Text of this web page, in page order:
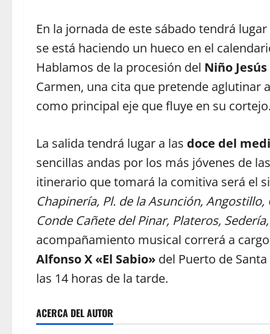
En la jornada de este sábado tendrá
se está haciendo un hueco en el
Hablamos de la procesión del Niño Jesús
Carmen, una cita que pretende aglutinar
como principal eje que fluye en su
La salida tendrá lugar a las doce del
sencillas andas por los más jóvenes de
itinerario que tomará la comitiva será el
Chapinería, Pl. de la Asunción,
Conde Cañete del Pinar, Plateros,
acompañamiento musical correrá a
Alfonso X «El Sabio» del Puerto de
las 14 horas de la tarde.
ACERCA DEL AUTOR